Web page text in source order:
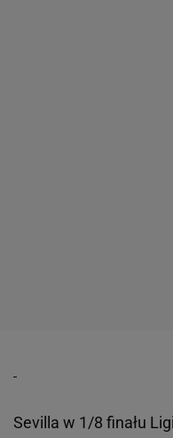
Sevilla w 1/8 finału